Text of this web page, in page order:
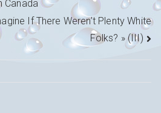
Canada
If There Weren’t Plenty White
Folks? » (III)